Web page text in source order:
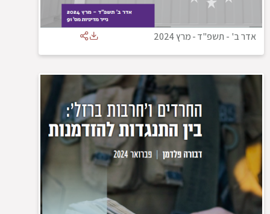
אדר ב' - תשפ"ד-מרץ 2024